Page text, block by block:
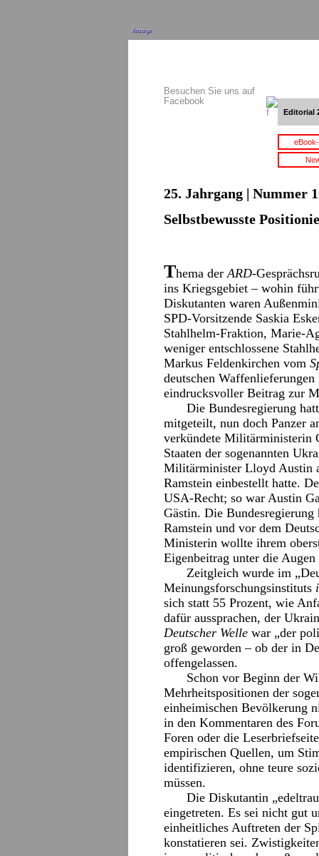
Anzeige
Besuchen Sie uns auf
Facebook
Editorial
25. Jahrgang | Nummer
Selbstbewusste
Thema derARD-
ins Kriegsgebiet – wohin
Diskutanten waren
SPD-Vorsitzende Saskia
Stahlhelm-Fraktion, Marie-
weniger entschlossene
Markus Feldenkirchen vom
deutschen
eindrucksvoller Beitrag zur
Die Bundesregierung
mitgeteilt, nun doch Panzer
verkündete Militärministerin
Staaten der sogenannten
Militärminister Lloyd Austin
Ramstein einbestellt hatte.
USA-Recht; so war Austin
Gästin. Die
Ramstein und vor dem
Ministerin wollte ihrem
Eigenbeitrag unter die Augen
Zeitgleich wurde im
Meinungsforschungsinstituts
sich statt 55 Prozent, wie
dafür aussprachen, der
Deutscher Welle war „der
groß geworden – ob der in
offengelassen.
Schon vor Beginn der
Mehrheitspositionen der
einheimischen Bevölkerung
in den Kommentaren des
Foren oder die
empirischen Quellen, um
identifizieren, ohne teure
müssen.
Die Diskutantin
eingetreten. Es sei nicht gut
einheitliches Auftreten der
konstatieren sei.